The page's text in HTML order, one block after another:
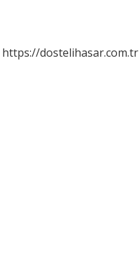
https://dostelihasar.com.tr